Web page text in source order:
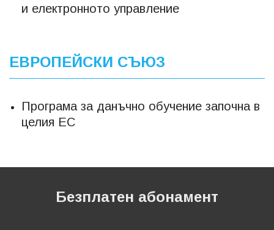
и електронното управление
ЕВРОПЕЙСКИ СЪЮЗ
Програма за данъчно обучение започна в
целия ЕС
Безплатен абонамент